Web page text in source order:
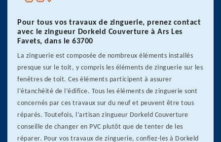
Pour tous vos travaux de zinguerie, prenez contact
avec le zingueur Dorkeld Couverture à Ars Les
Favets, dans le 63700
La zinguerie est composée de nombreux éléments installés
presque sur le toit, y compris les éléments de zinguerie sur les
fenêtres de toit. Ces éléments participent à assurer
l’étanchéité de l’édifice. Tous les éléments de zinguerie sont
concernés par ces travaux sur du neuf et peuvent être tous
réparés. Toutefois, l’artisan zingueur Dorkeld Couverture
conseille de changer en PVC plutôt que de tenter de les
réparer. Pour vos travaux de zinguerie, confiez-les à Dorkeld